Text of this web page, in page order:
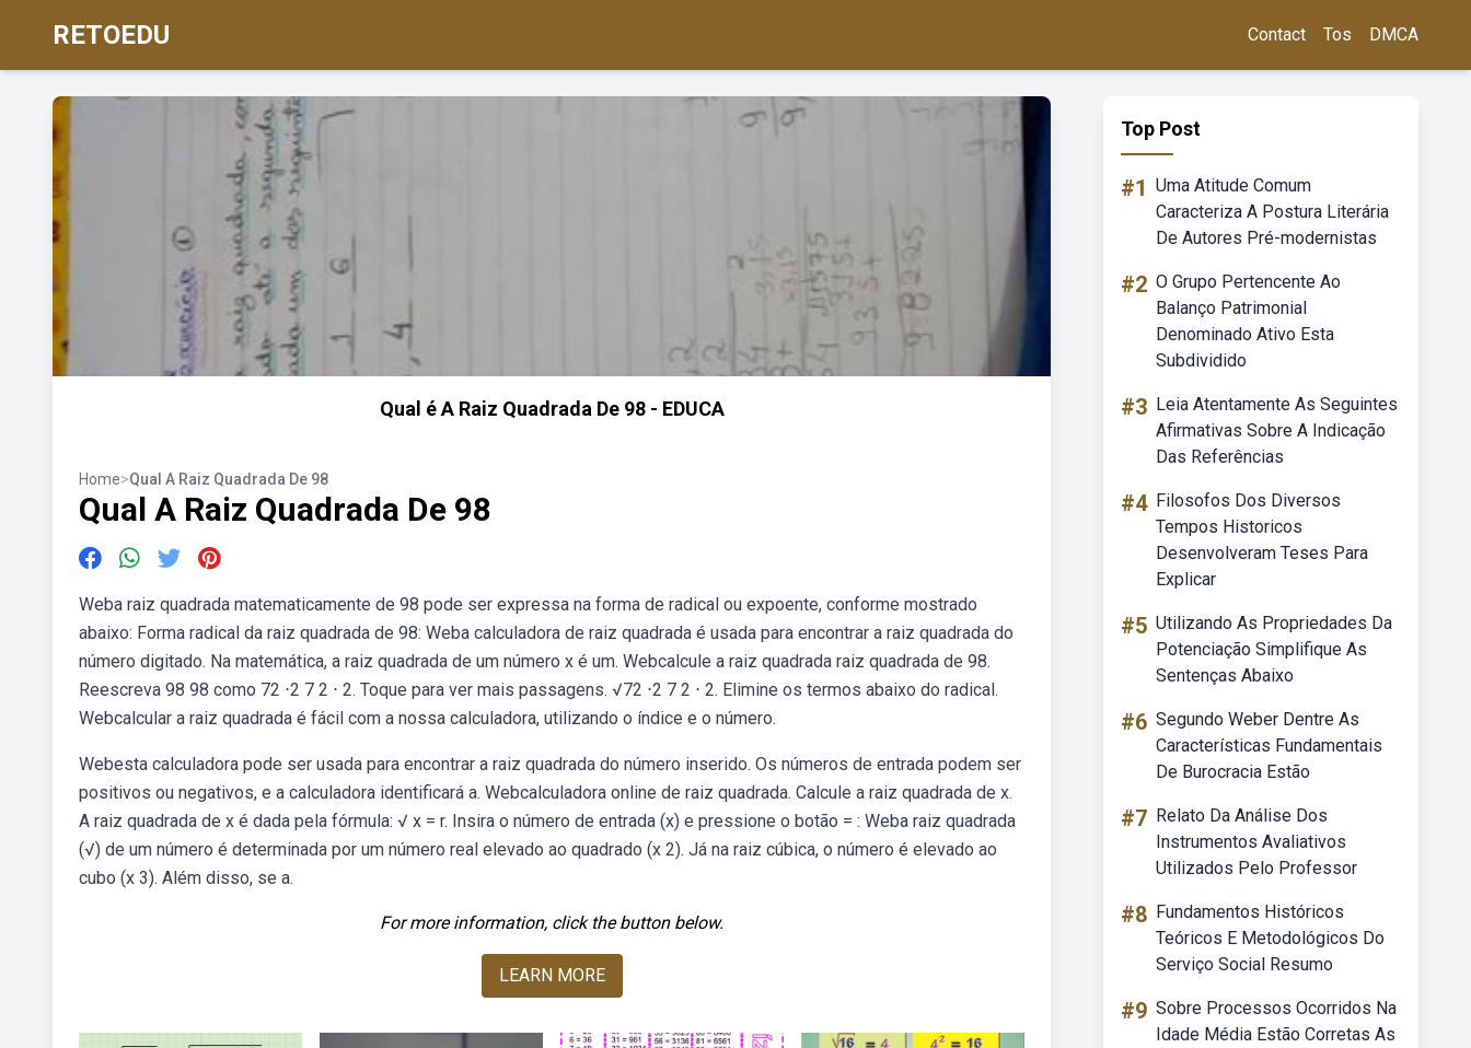
RETOEDU Contact Tos DMCA
Qual é A Raiz Quadrada De 98 - EDUCA
Home>Qual A Raiz Quadrada De 98
Qual A Raiz Quadrada De 98
Weba raiz quadrada matematicamente de 98 pode ser expressa na forma de radical ou expoente, conforme mostrado
abaixo: Forma radical da raiz quadrada de 98: Weba calculadora de raiz quadrada é usada para encontrar a raiz quadrada do
número digitado. Na matemática, a raiz quadrada de um número x é um. Webcalcule a raiz quadrada raiz quadrada de 98.
Reescreva 98 98 como 72 ⋅2 7 2 ⋅ 2. Toque para ver mais passagens. √72 ⋅2 7 2 ⋅ 2. Elimine os termos abaixo do radical.
Webcalcular a raiz quadrada é fácil com a nossa calculadora, utilizando o índice e o número.
Webesta calculadora pode ser usada para encontrar a raiz quadrada do número inserido. Os números de entrada podem ser
positivos ou negativos, e a calculadora identificará a. Webcalculadora online de raiz quadrada. Calcule a raiz quadrada de x.
A raiz quadrada de x é dada pela fórmula: √ x = r. Insira o número de entrada (x) e pressione o botão = : Weba raiz quadrada
(√) de um número é determinada por um número real elevado ao quadrado (x 2). Já na raiz cúbica, o número é elevado ao
cubo (x 3). Além disso, se a.
For more information, click the button below.
LEARN MORE
Top Post
#1 Uma Atitude Comum
Caracteriza A Postura Literária
De Autores Pré-modernistas
#2 O Grupo Pertencente Ao
Balanço Patrimonial
Denominado Ativo Esta
Subdividido
#3 Leia Atentamente As Seguintes
Afirmativas Sobre A Indicação
Das Referências
#4 Filosofos Dos Diversos
Tempos Historicos
Desenvolveram Teses Para
Explicar
#5 Utilizando As Propriedades Da
Potenciação Simplifique As
Sentenças Abaixo
#6 Segundo Weber Dentre As
Características Fundamentais
De Burocracia Estão
#7 Relato Da Análise Dos
Instrumentos Avaliativos
Utilizados Pelo Professor
#8 Fundamentos Históricos
Teóricos E Metodológicos Do
Serviço Social Resumo
#9 Sobre Processos Ocorridos Na
Idade Média Estão Corretas As